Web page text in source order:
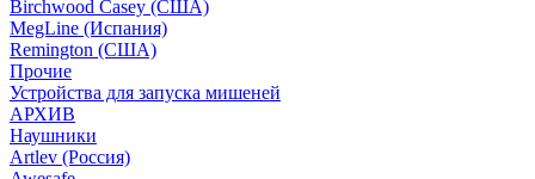
Birchwood Casey (США)
MegLine (Испания)
Remington (США)
Прочие
Устройства для запуска мишеней
АРХИВ
Наушники
Artlev (Россия)